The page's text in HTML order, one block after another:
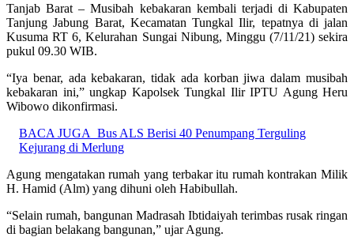
Tanjab Barat – Musibah kebakaran kembali terjadi di Kabupaten
Tanjung Jabung Barat, Kecamatan Tungkal Ilir, tepatnya di jalan
Kusuma RT 6, Kelurahan Sungai Nibung, Minggu (7/11/21) sekira
pukul 09.30 WIB.
“Iya benar, ada kebakaran, tidak ada korban jiwa dalam musibah
kebakaran ini,” ungkap Kapolsek Tungkal Ilir IPTU Agung Heru
Wibowo dikonfirmasi.
BACA JUGA Bus ALS Berisi 40 Penumpang Terguling
Kejurang di Merlung
Agung mengatakan rumah yang terbakar itu rumah kontrakan Milik
H. Hamid (Alm) yang dihuni oleh Habibullah.
“Selain rumah, bangunan Madrasah Ibtidaiyah terimbas rusak ringan
di bagian belakang bangunan,” ujar Agung.